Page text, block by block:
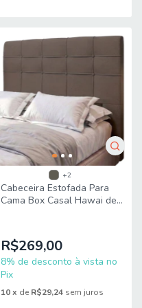
+2
Cabeceira Estofada Para
Cama Box Casal Hawai de
R$269,00
8% de desconto à vista no
Pix
10 x de R$29,24 sem juros